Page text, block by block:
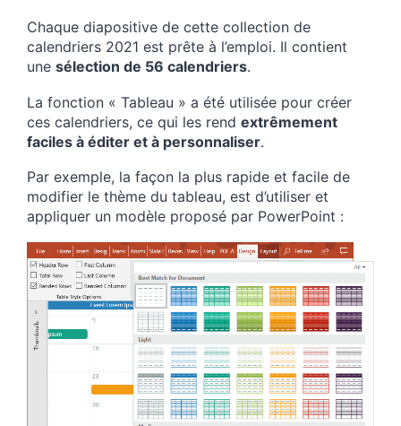
Chaque diapositive de cette collection de
calendriers 2021 est prête à l’emploi. Il contient
une sélection de 56 calendriers.
La fonction « Tableau » a été utilisée pour créer
ces calendriers, ce qui les rend extrêmement
faciles à éditer et à personnaliser.
Par exemple, la façon la plus rapide et facile de
modifier le thème du tableau, est d’utiliser et
appliquer un modèle proposé par PowerPoint :